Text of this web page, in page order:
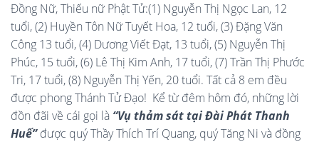
Đồng Nữ, Thiếu nữ Phật Tử:(1) Nguyễn Thị Ngọc Lan, 12
tuổi, (2) Huyền Tôn Nữ Tuyết Hoa, 12 tuổi, (3) Đặng Văn
Công 13 tuổi, (4) Dương Viết Đạt, 13 tuổi, (5) Nguyễn Thị
Phúc, 15 tuổi, (6) Lê Thị Kim Anh, 17 tuổi, (7) Trần Thị Phước
Tri, 17 tuổi, (8) Nguyễn Thị Yến, 20 tuổi. Tất cả 8 em đều
được phong Thánh Tử Đạo! Kể từ đêm hôm đó, những lời
đồn đãi về cái gọi là “Vụ thảm sát tại Đài Phát Thanh
Huế”được quý Thầy Thích Trí Quang, quý Tăng Ni và đồng